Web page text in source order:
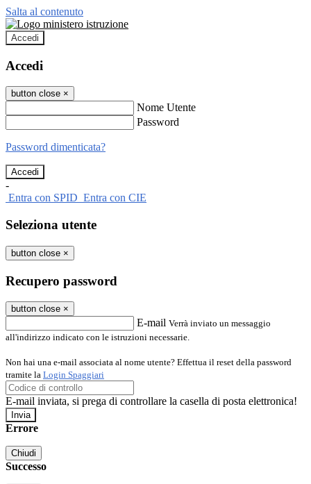
Salta al contenuto
Accedi
Accedi
button close ×
Nome Utente
Password
Password dimenticata?
-
Entra con SPID Entra con CIE
Seleziona utente
button close ×
Recupero password
button close ×
E-mail Verrà inviato un messaggio
all'indirizzo indicato con le istruzioni necessarie.
Non hai una e-mail associata al nome utente? Effettua il reset della password
tramite la Login Spaggiari
E-mail inviata, si prega di controllare la casella di posta elettronica!
Errore
Chiudi
Successo